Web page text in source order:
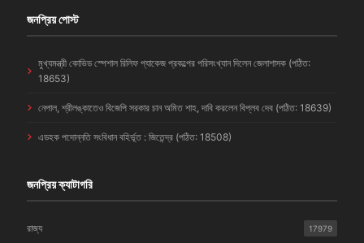
জনপ্রিয় পোস্ট
মুখ্যমন্ত্রী কোভিড স্পেশাল রিলিফ প্যাকেজ প্রকল্পের পরিসংখ্যান দিলেন জেলাশাসক (পঠিত:
18653)
নেপাল, শ্রীলঙ্কাতেও বিজেপি সরকার চান অমিত শাহ, দাবি করলেন বিপ্লব দেব (পঠিত: 18639)
এডহক পদোন্নতি সংবিধান বহির্ভূত : জিতেন্দ্র (পঠিত: 18508)
জনপ্রিয় ক্যাটাগরি
রাজ্য 17979